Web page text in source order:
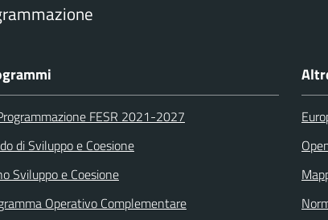
FESR 2021-2027
di Sviluppo e Coesione
Sviluppo e Coesione
Operativo Complementare